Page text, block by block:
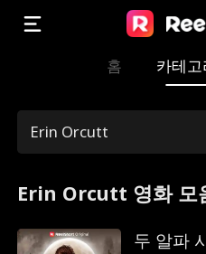
홈 카테고
Erin Orcutt
Erin Orcutt 영화 모
두 알파